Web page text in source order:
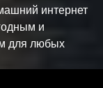
интернет
и
для любых